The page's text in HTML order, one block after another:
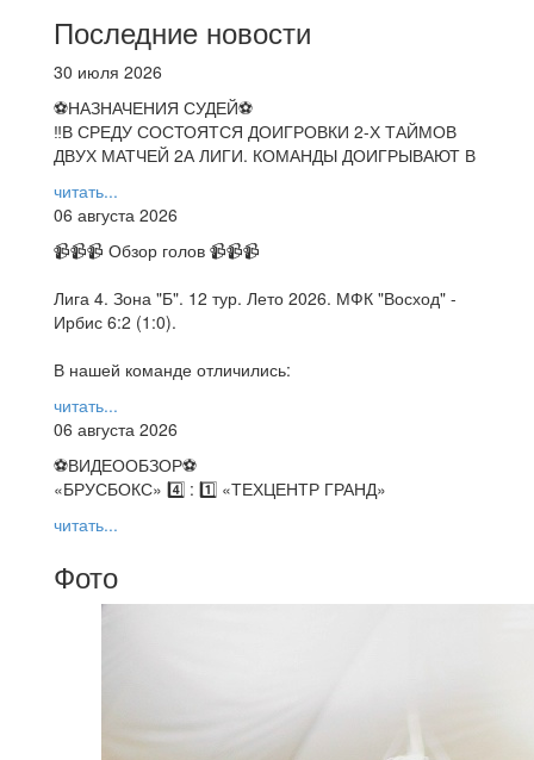
Последние новости
30 июля 2026
⚽НАЗНАЧЕНИЯ СУДЕЙ⚽
‼В СРЕДУ СОСТОЯТСЯ ДОИГРОВКИ 2-Х ТАЙМОВ
ДВУХ МАТЧЕЙ 2А ЛИГИ. КОМАНДЫ ДОИГРЫВАЮТ В
читать...
06 августа 2026
📹📹📹 Обзор голов 📹📹📹
Лига 4. Зона "Б". 12 тур. Лето 2026. МФК "Восход" -
Ирбис 6:2 (1:0).
В нашей команде отличились:
читать...
06 августа 2026
⚽️ВИДЕООБЗОР⚽️
«БРУСБОКС» 4️⃣ : 1️⃣ «ТЕХЦЕНТР ГРАНД»
читать...
Фото